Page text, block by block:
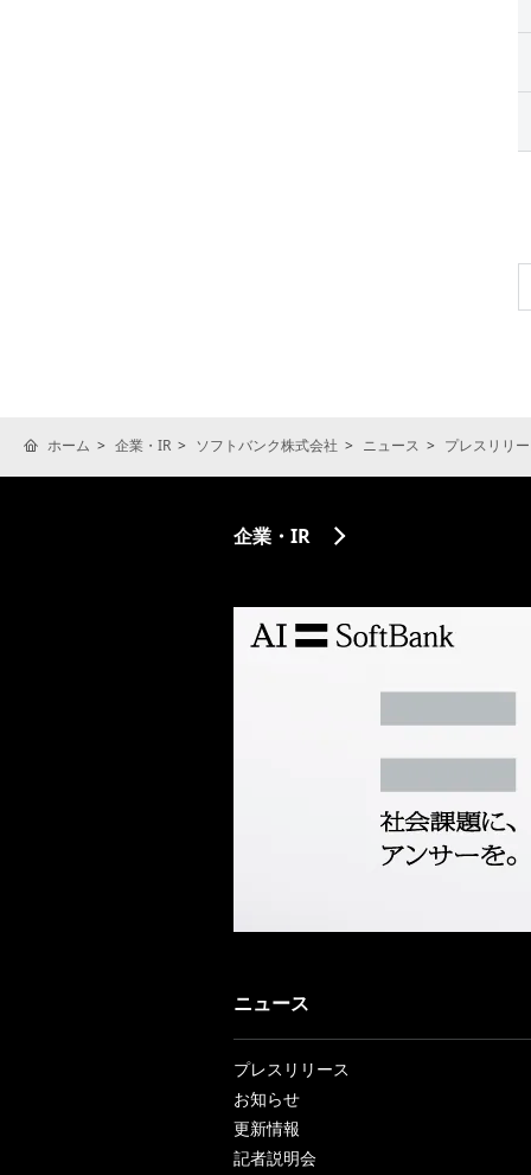
ホーム 企業・IR ソフトバンク株式会社 ニュース プレスリリ
企業・IR
ニュース
プレスリリース
お知らせ
更新情報
記者説明会